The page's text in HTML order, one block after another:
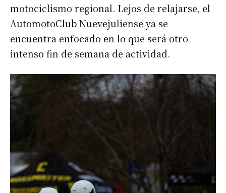
motociclismo regional. Lejos de relajarse, el
AutomotoClub Nuevejuliense ya se
encuentra enfocado en lo que será otro
intenso fin de semana de actividad.